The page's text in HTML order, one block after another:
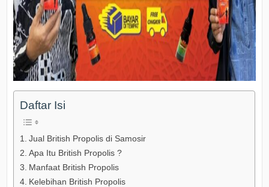
Daftar Isi
Jual British Propolis di Samosir
Apa Itu British Propolis ?
Manfaat British Propolis
Kelebihan British Propolis